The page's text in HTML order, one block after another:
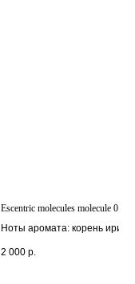
Escentric molecules molecule
Ноты аромата: корень
2 000 р.